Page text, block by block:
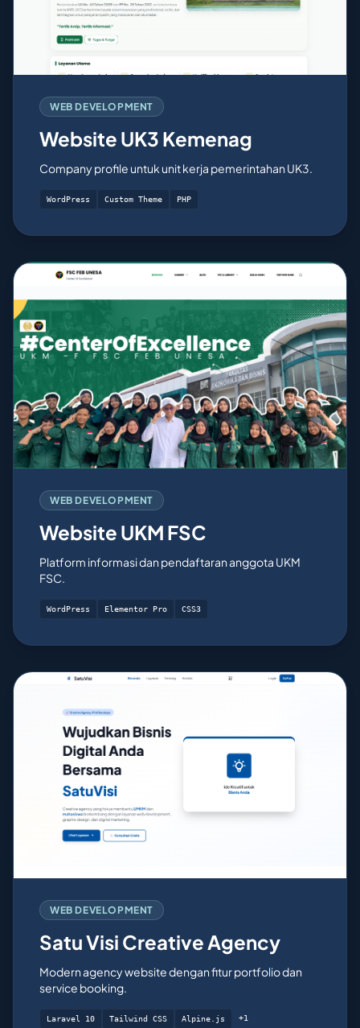
WEB DEVELOPMENT
Website UK3 Kemenag
Company profile untuk unit kerja pemerintahan UK3.
WordPress Custom Theme PHP
WEB DEVELOPMENT
Website UKM FSC
Platform informasi dan pendaftaran anggota UKM
FSC.
WordPress Elementor Pro CSS3
WEB DEVELOPMENT
Satu Visi Creative Agency
Modern agency website dengan fitur portfolio dan
service booking.
Laravel 10 Tailwind CSS Alpine.js +1